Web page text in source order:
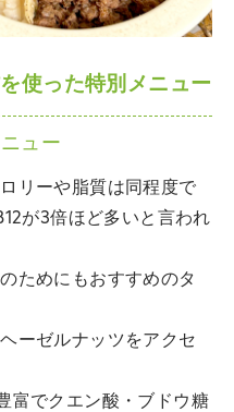
使った特別メニュー
ュー
リーや脂質は同程度で
が3倍ほど多いと言われ
ためにもおすすめのタ
ーゼルナッツをアクセ
富でクエン酸・ブドウ糖